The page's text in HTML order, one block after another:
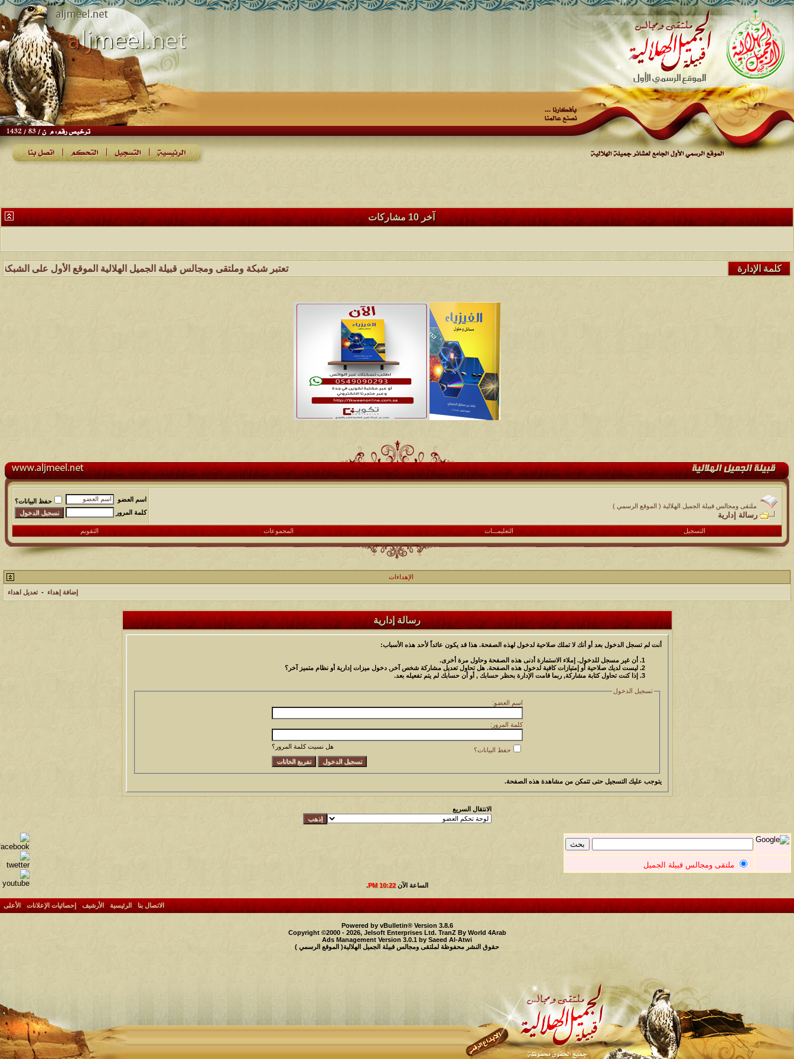
آخر 10 مشاركات
تعتبر شبكة وملتقى ومجالس قبيلة الجميل الهلالية الموقع الأول على الشبكة كلمة الإدارة
ملتقى ومجالس قبيلة الجميل الهلالية ( الموقع الرسمي )
رسالة إدارية
اسم العضو
حفظ البيانات؟
كلمة المرور
التسجيل التعليمـــات المجموعات التقويم
الإهداءات
إضافة إهداء - تعديل اهداء
رسالة إدارية
أنت لم تسجل الدخول بعد أو أنك لا تملك صلاحية لدخول لهذه الصفحة. هذا قد يكون عائداً لأحد هذه الأسباب:
أن غير مسجل للدخول. إملاء الاستمارة أدنى هذه الصفحة وحاول مرة أخرى.
ليست لديك صلاحية أو إمتيازات كافية لدخول هذه الصفحة. هل تحاول تعديل مشاركة شخص آخر, دخول ميزات إدارية أو نظام متميز آخر؟
إذا كنت تحاول كتابة مشاركة, ربما قامت الإدارة بحظر حسابك , أو أن حسابك لم يتم تفعيله بعد.
تسجيل الدخول
اسم العضو:
كلمة المرور:
هل نسيت كلمة المرور؟ حفظ البيانات؟
يتوجب عليك التسجيل حتى تتمكن من مشاهدة هذه الصفحة.
الانتقال السريع
ملتقى ومجالس قبيلة الجميل
الساعة الآن10:22 PM
.
الاتصال بنا- الرئيسية-الأرشيف- إحصائيات الإعلانات- الأعلى
Powered by vBulletin® Version 3.8.6
Copyright ©2000 - 2026, Jelsoft Enterprises Ltd. TranZ By World 4Arab
Ads Management Version 3.0.1 by Saeed Al-Atwi
حقوق النشر محفوظة لملتقى ومجالس قبيلة الجميل الهلالية( الموقع الرسمي )